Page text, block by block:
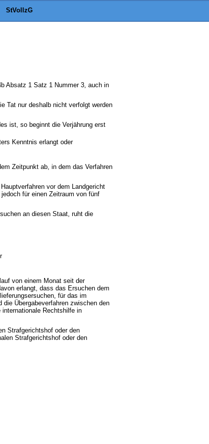
StVollzG
Absatz 1 Satz 1 Nummer 3, auch in
Tat nur deshalb nicht verfolgt werden
ist, so beginnt die Verjährung erst
Kenntnis erlangt oder
Zeitpunkt ab, in dem das Verfahren
vor dem Landgericht
für einen Zeitraum von fünf
an diesen Staat, ruht die
von einem Monat seit der
erlangt, dass das Ersuchen dem
für das im
Übergabeverfahren zwischen den
Rechtshilfe in
Strafgerichtshof oder den
Strafgerichtshof oder den